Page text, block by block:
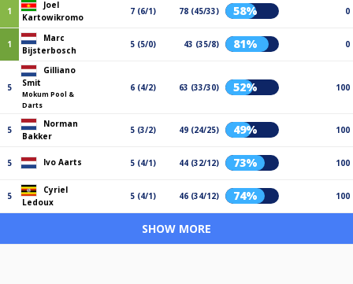
1
Joel
Kartowikromo
7 (6/1) 78 (45/33) 58% 0
1
Marc
Bijsterbosch
5 (5/0) 43 (35/8) 81% 0
5
Gilliano
Smit
Mokum Pool &
Darts
6 (4/2) 63 (33/30) 52% 100
5
Norman
Bakker
5 (3/2) 49 (24/25) 49% 100
5 Ivo Aarts 5 (4/1) 44 (32/12) 73% 100
5
Cyriel
Ledoux
5 (4/1) 46 (34/12) 74% 100
SHOW MORE